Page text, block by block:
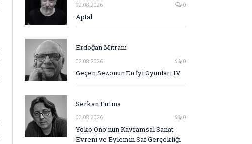
02.08.2026 0
Aptal
Erdoğan Mitrani
02.08.2026 0
Geçen Sezonun En İyi Oyunları IV
Serkan Fırtına
02.08.2026 0
Yoko Ono’nun Kavramsal Sanat
Evreni ve Eylemin Saf Gerçekliği